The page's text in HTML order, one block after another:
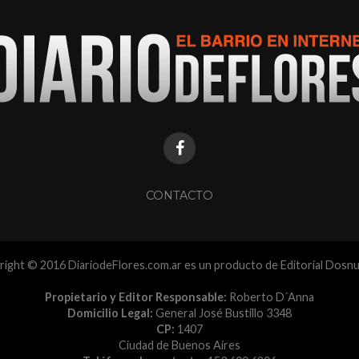
CONTACTO
© 2016 DiariodeFlores.com.ar es un producto de Editorial
Propietario y Editor Responsable: Roberto D´Anna
Domicilio Legal: General José Bustillo 3348
CP: 1407
Ciudad de Buenos Aires